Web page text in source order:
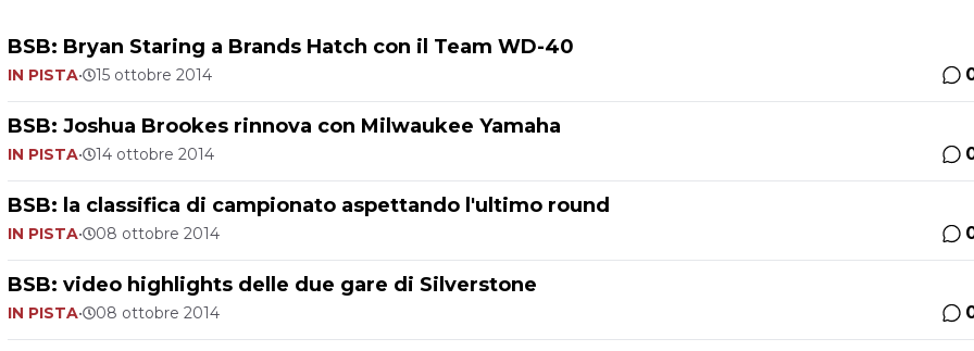
BSB: Bryan Staring a Brands Hatch con il Team WD-40
IN PISTA• 15 ottobre 2014
BSB: Joshua Brookes rinnova con Milwaukee Yamaha
IN PISTA• 14 ottobre 2014
BSB: la classifica di campionato aspettando l'ultimo round
IN PISTA• 08 ottobre 2014
BSB: video highlights delle due gare di Silverstone
IN PISTA• 08 ottobre 2014